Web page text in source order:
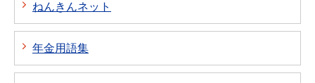
ねんきんネット
年金用語集